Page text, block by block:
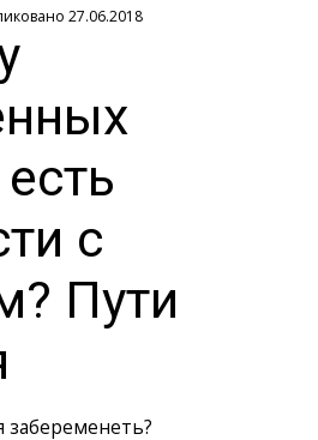
27.06.2018
с
Пути
забеременеть?